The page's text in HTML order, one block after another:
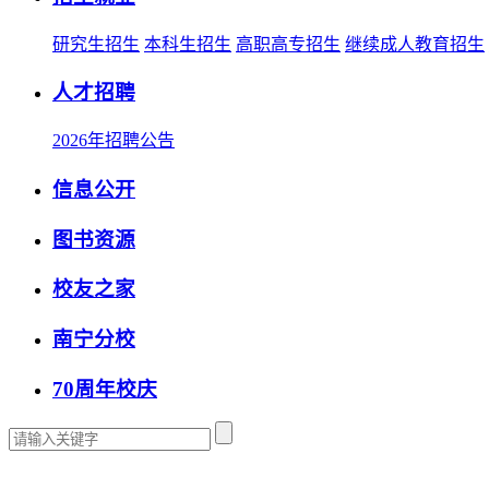
研究生招生 本科生招生 高职高专招生 继续成人教育招生
人才招聘
2026年招聘公告
信息公开
图书资源
校友之家
南宁分校
70周年校庆